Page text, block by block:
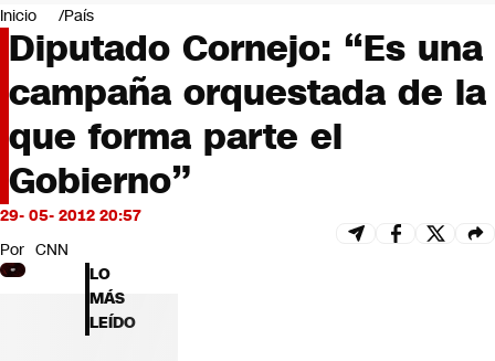
Negocios
Deportes
Programas completos
Cultura
Servicios
Bits
CNN Data
CNN tiempo
Futuro 360
Inicio País
Diputado Cornejo: “Es una
campaña orquestada de la
que forma parte el
Gobierno”
29- 05- 2012 20:57
Por CNN
LO
MÁS
LEÍDO